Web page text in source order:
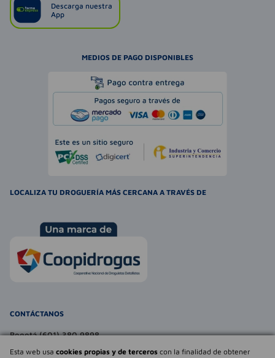
Esta web usa cookies propias y de terceros con la finalidad de obtener
Descarga nuestra
App
MEDIOS DE PAGO DISPONIBLES
LOCALIZA TU DROGUERÍA MÁS CERCANA A TRAVÉS DE
CONTÁCTANOS
Bogotá (601) 380 9898
atencionalcliente@farmaexpress.com